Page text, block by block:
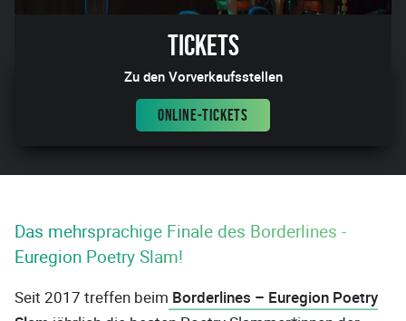
Tickets
Zu den Vorverkaufsstellen
ONLINE-TICKETS
Das mehrsprachige Finale des Borderlines -
Euregion Poetry Slam!
Seit 2017 treffen beim Borderlines – Euregion Poetry